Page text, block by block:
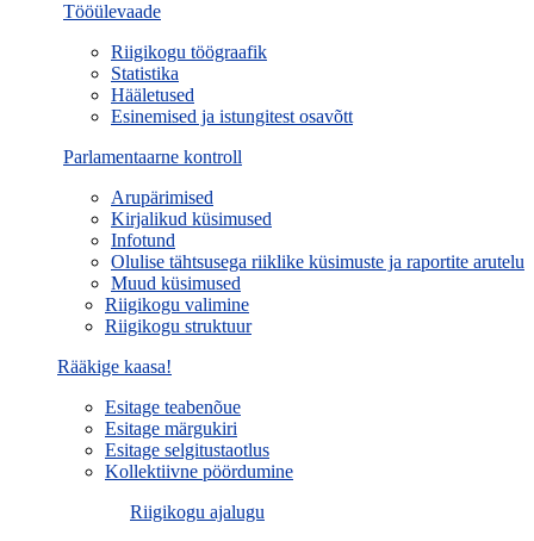
Tööülevaade
Riigikogu töögraafik
Statistika
Hääletused
Esinemised ja istungitest osavõtt
Parlamentaarne kontroll
Arupärimised
Kirjalikud küsimused
Infotund
Olulise tähtsusega riiklike küsimuste ja raportite arutelu
Muud küsimused
Riigikogu valimine
Riigikogu struktuur
Rääkige kaasa!
Esitage teabenõue
Esitage märgukiri
Esitage selgitustaotlus
Kollektiivne pöördumine
Riigikogu ajalugu